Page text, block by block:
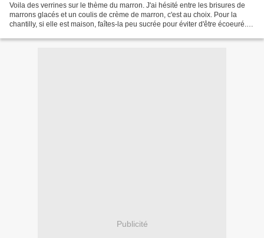
Voila des verrines sur le thème du marron. J'ai hésité entre les brisures de
marrons glacés et un coulis de crème de marron, c'est au choix. Pour la
chantilly, si elle est maison, faîtes-la peu sucrée pour éviter d'être écoeuré.
Publicité